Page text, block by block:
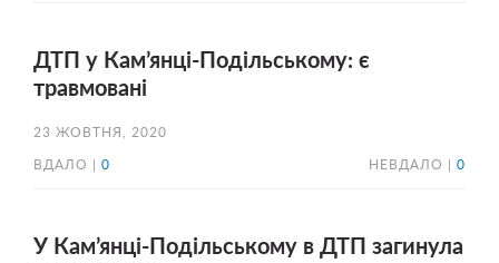
ДТП у Кам’янці-Подільському: є
травмовані
23 ЖОВТНЯ, 2020
ВДАЛО | 0 НЕВДАЛО | 0
У Кам’янці-Подільському в ДТП загинула